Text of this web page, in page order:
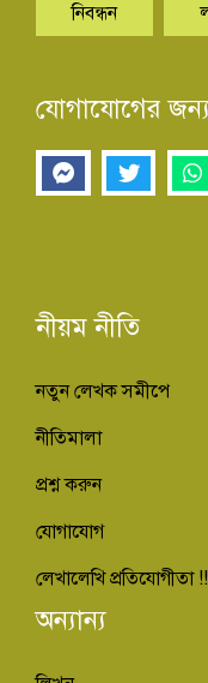
নিবন্ধন
যোগাযোগের
নীয়ম নীতি
নতুন লেখক সমীপে
নীতিমালা
প্রশ্ন করুন
যোগাযোগ
লেখালেখি প্রতিযোগীতা
অন্যান্য